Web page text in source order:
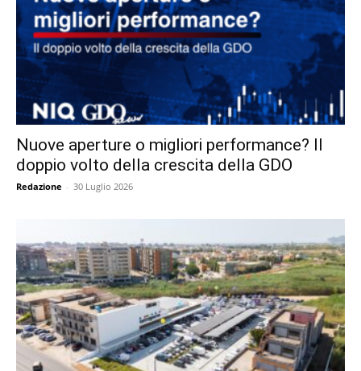
Nuove aperture o migliori performance? Il
doppio volto della crescita della GDO
Redazione - 30 Luglio 2026